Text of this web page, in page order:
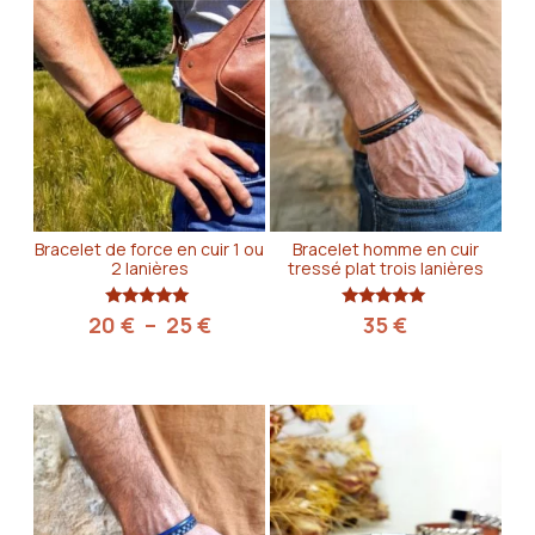
Bracelet de force en cuir 1 ou
2 lanières
Note
4.75
20 € – 25€Plage
à
25 €
Bracelet homme en cuir
tressé plat trois lanières
Note
5.00
35€